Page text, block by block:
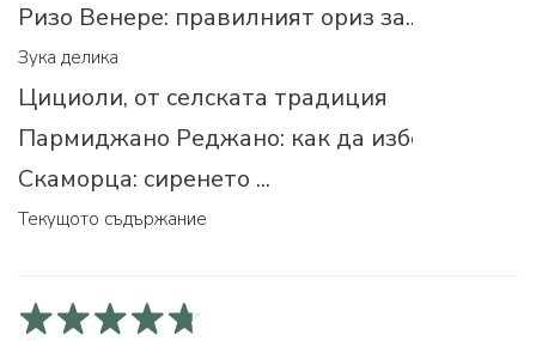
Ризо Венере: правилният ориз за...
Зука делика
Цициоли, от селската традиция
Пармиджано Реджано: как да изберем
Скаморца: сиренето ...
Текущото съдържание